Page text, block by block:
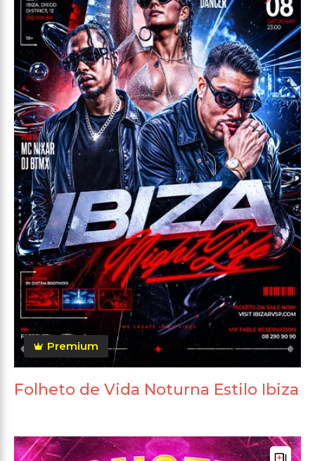
Premium
Folheto de Vida Noturna Estilo Ibiza